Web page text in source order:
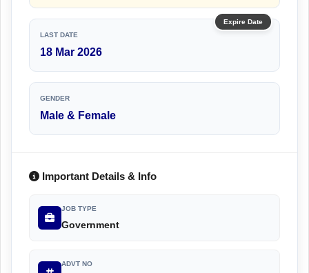
Expire Date
LAST DATE
18 Mar 2026
GENDER
Male & Female
Important Details & Info
JOB TYPE
Government
ADVT NO